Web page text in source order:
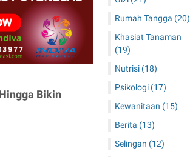
Bikin
Rumah Tangga (20)
Khasiat Tanaman
(19)
Nutrisi (18)
Psikologi (17)
Kewanitaan (15)
Berita (13)
Selingan (12)